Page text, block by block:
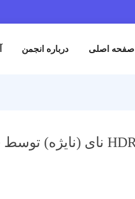
صفحه اصلی درباره انجمن